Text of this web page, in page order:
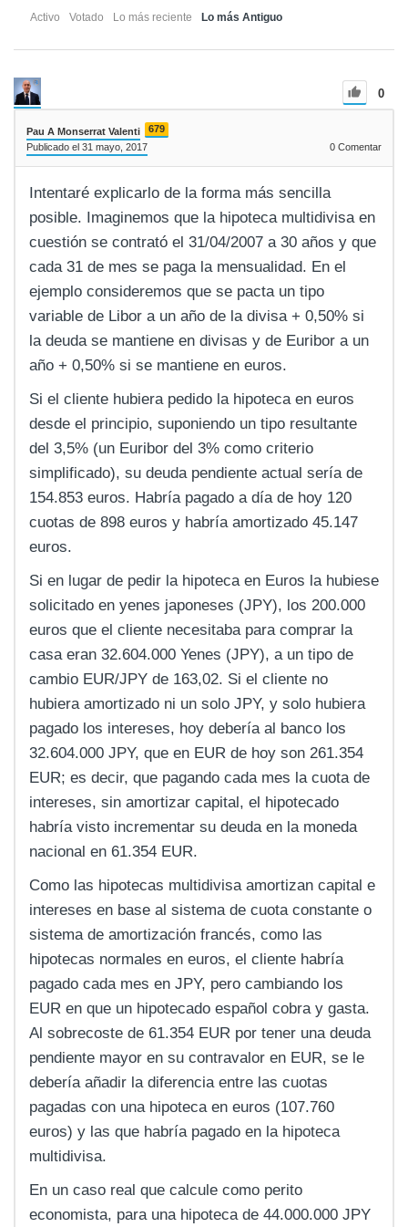
Activo Votado Lo más reciente Lo más Antiguo
0
Pau A Monserrat Valenti
679
Publicado el 31 mayo, 2017
0 Comentar
Intentaré explicarlo de la forma más sencilla
posible. Imaginemos que la hipoteca multidivisa en
cuestión se contrató el 31/04/2007 a 30 años y que
cada 31 de mes se paga la mensualidad. En el
ejemplo consideremos que se pacta un tipo
variable de Libor a un año de la divisa + 0,50% si
la deuda se mantiene en divisas y de Euribor a un
año + 0,50% si se mantiene en euros.
Si el cliente hubiera pedido la hipoteca en euros
desde el principio, suponiendo un tipo resultante
del 3,5% (un Euribor del 3% como criterio
simplificado), su deuda pendiente actual sería de
154.853 euros. Habría pagado a día de hoy 120
cuotas de 898 euros y habría amortizado 45.147
euros.
Si en lugar de pedir la hipoteca en Euros la hubiese
solicitado en yenes japoneses (JPY), los 200.000
euros que el cliente necesitaba para comprar la
casa eran 32.604.000 Yenes (JPY), a un tipo de
cambio EUR/JPY de 163,02. Si el cliente no
hubiera amortizado ni un solo JPY, y solo hubiera
pagado los intereses, hoy debería al banco los
32.604.000 JPY, que en EUR de hoy son 261.354
EUR; es decir, que pagando cada mes la cuota de
intereses, sin amortizar capital, el hipotecado
habría visto incrementar su deuda en la moneda
nacional en 61.354 EUR.
Como las hipotecas multidivisa amortizan capital e
intereses en base al sistema de cuota constante o
sistema de amortización francés, como las
hipotecas normales en euros, el cliente habría
pagado cada mes en JPY, pero cambiando los
EUR en que un hipotecado español cobra y gasta.
Al sobrecoste de 61.354 EUR por tener una deuda
pendiente mayor en su contravalor en EUR, se le
debería añadir la diferencia entre las cuotas
pagadas con una hipoteca en euros (107.760
euros) y las que habría pagado en la hipoteca
multidivisa.
En un caso real que calcule como perito
economista, para una hipoteca de 44.000.000 JPY